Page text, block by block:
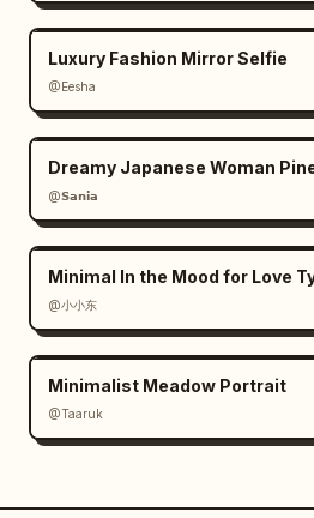
Luxury Fashion Mirror Selfie
@Eesha
Dreamy Japanese Woman
@𝗦𝗮𝗻𝗶𝗮
Minimal In the Mood for Love
@小小东
Minimalist Meadow Portrait
@Taaruk